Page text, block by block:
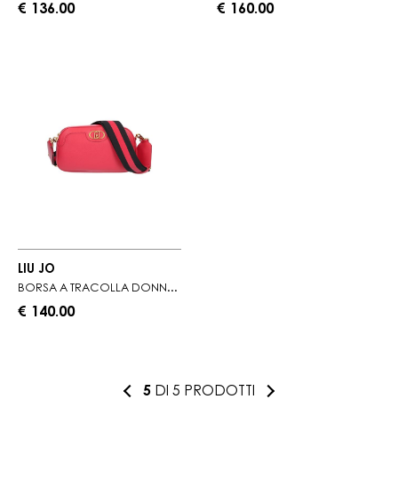
€ 136.00 € 160.00
LIU JO
BORSA A TRACOLLA DONNA ROSSO CON TRACOLLA IN GROS GRAIN
€ 140.00
5 DI 5 PRODOTTI